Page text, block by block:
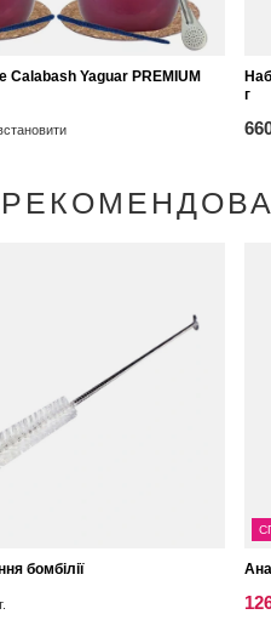
Calabash Yaguar PREMIUM
г
бомбілії